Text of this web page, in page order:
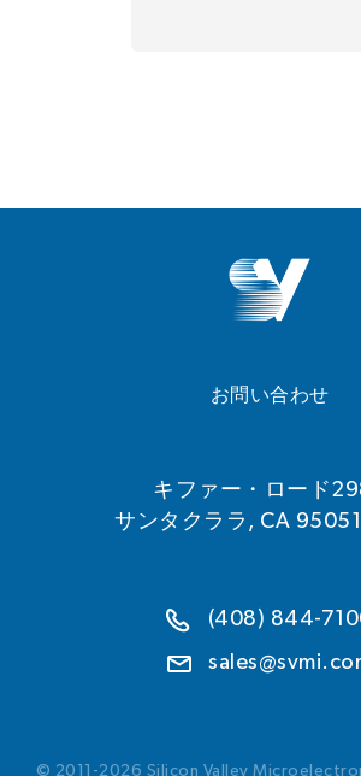
お問い合わせ
キファー・ロード
サンタクララ, CA
(408) 844-
© 2011-2026 Silicon Valley